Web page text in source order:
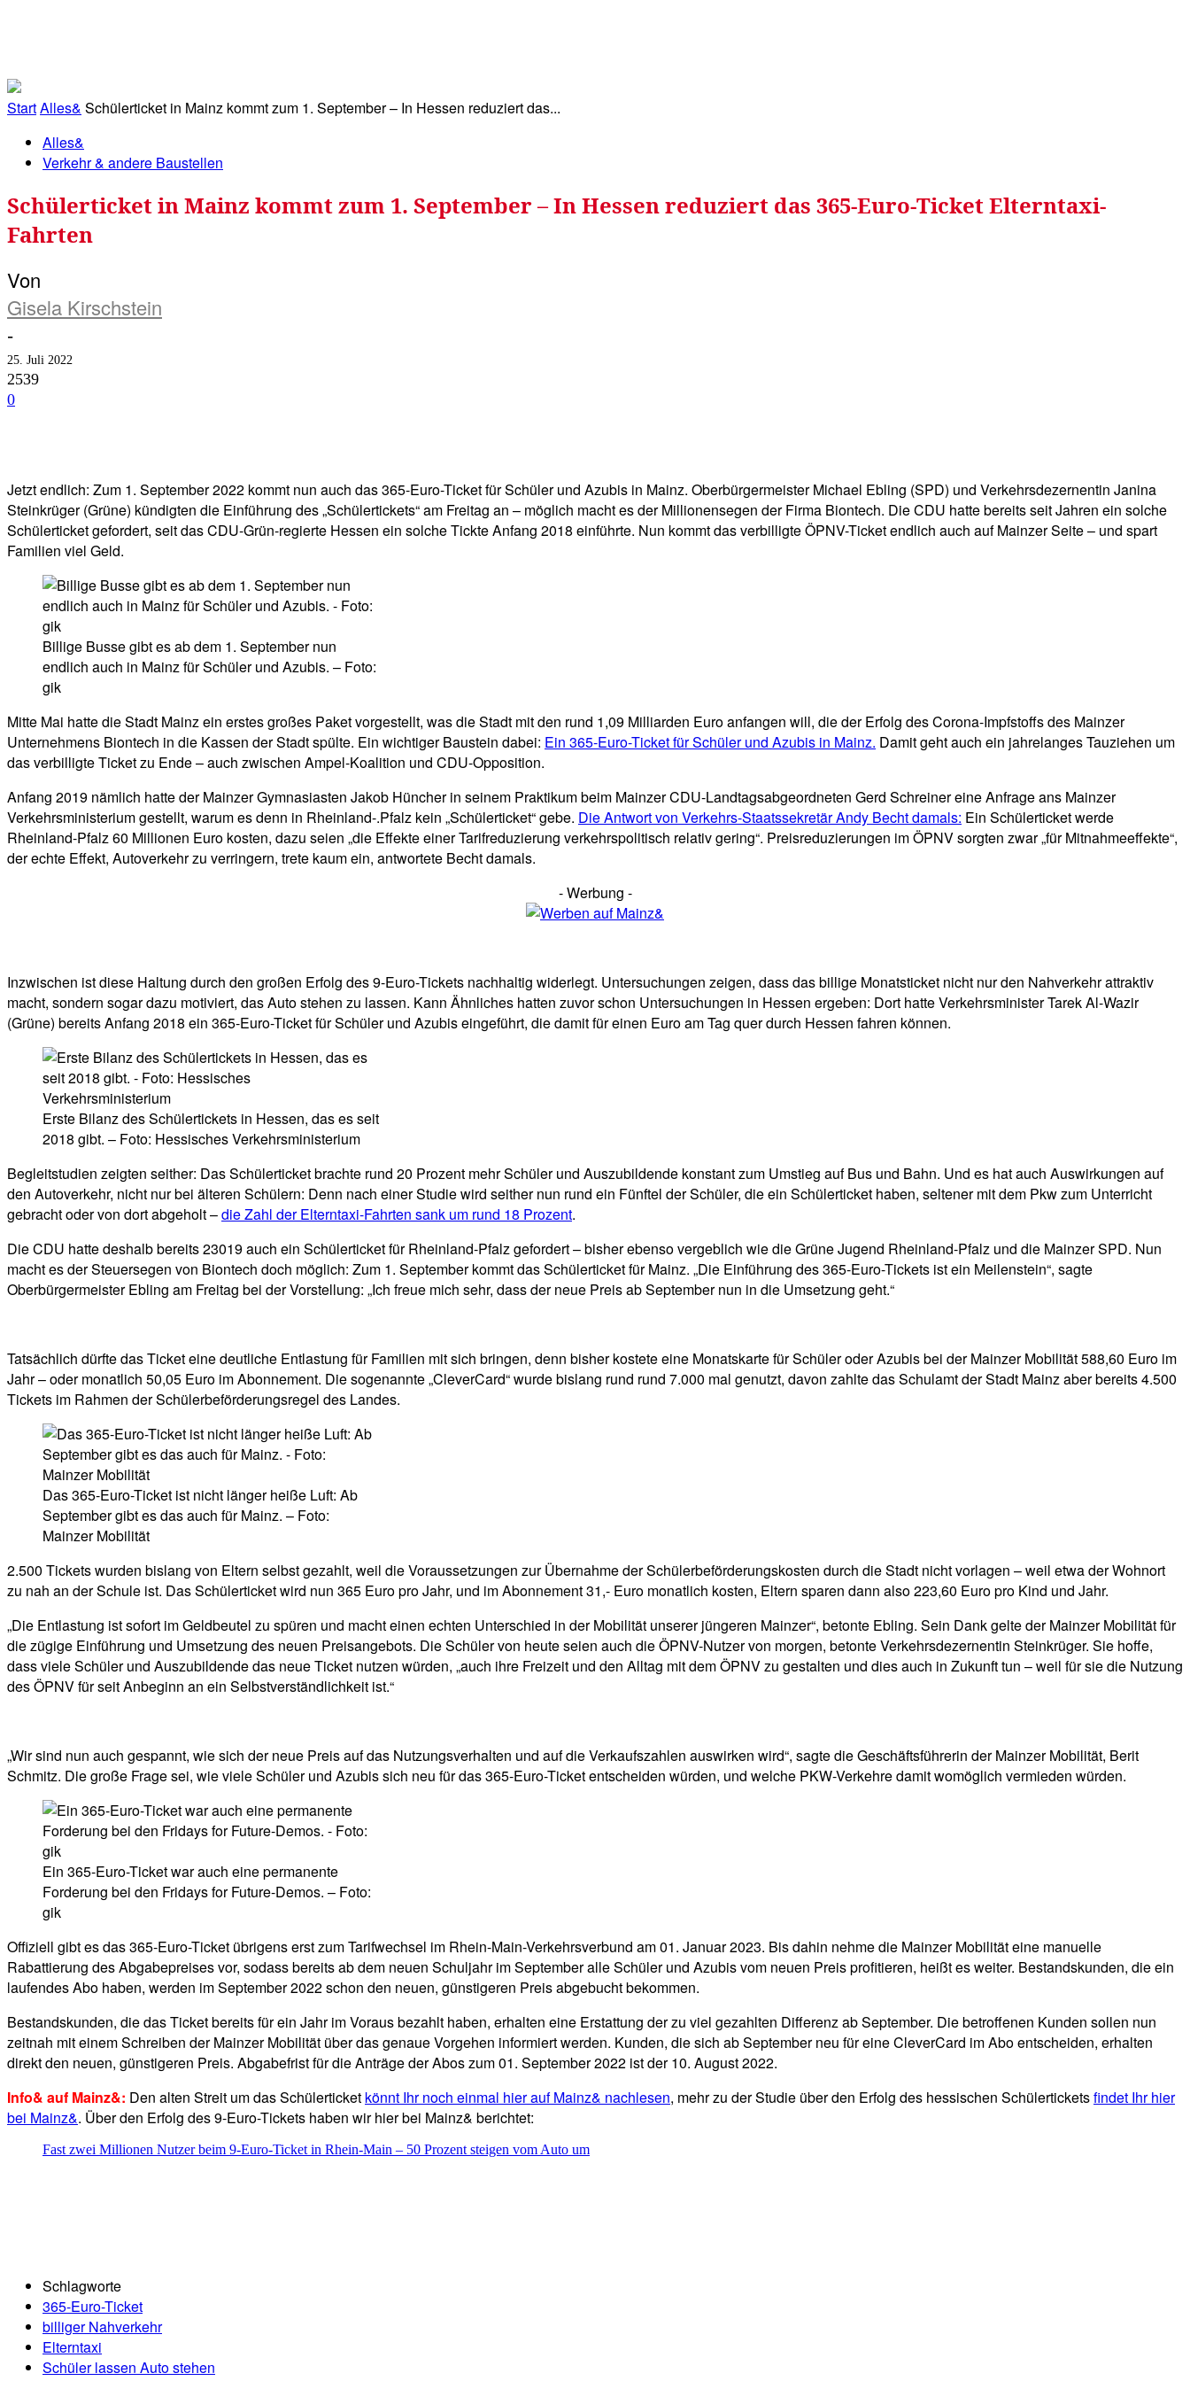
StartAlles& Schülerticket in Mainz kommt zum 1. September – In Hessen reduziert das...
Alles&
Verkehr & andere Baustellen
Schülerticket in Mainz kommt zum 1. September – In Hessen reduziert das 365-Euro-Ticket Elterntaxi-
Fahrten
Von
Gisela Kirschstein
-
25. Juli 2022
2539
0
Jetzt endlich: Zum 1. September 2022 kommt nun auch das 365-Euro-Ticket für Schüler und Azubis in Mainz. Oberbürgermeister Michael Ebling (SPD) und Verkehrsdezernentin Janina
Steinkrüger (Grüne) kündigten die Einführung des „Schülertickets“ am Freitag an – möglich macht es der Millionensegen der Firma Biontech. Die CDU hatte bereits seit Jahren ein solche
Schülerticket gefordert, seit das CDU-Grün-regierte Hessen ein solche Tickte Anfang 2018 einführte. Nun kommt das verbilligte ÖPNV-Ticket endlich auch auf Mainzer Seite – und spart
Familien viel Geld.
Billige Busse gibt es ab dem 1. September nun
endlich auch in Mainz für Schüler und Azubis. – Foto:
gik
Mitte Mai hatte die Stadt Mainz ein erstes großes Paket vorgestellt, was die Stadt mit den rund 1,09 Milliarden Euro anfangen will, die der Erfolg des Corona-Impfstoffs des Mainzer
Unternehmens Biontech in die Kassen der Stadt spülte. Ein wichtiger Baustein dabei: Ein 365-Euro-Ticket für Schüler und Azubis in Mainz. Damit geht auch ein jahrelanges Tauziehen um
das verbilligte Ticket zu Ende – auch zwischen Ampel-Koalition und CDU-Opposition.
Anfang 2019 nämlich hatte der Mainzer Gymnasiasten Jakob Hüncher in seinem Praktikum beim Mainzer CDU-Landtagsabgeordneten Gerd Schreiner eine Anfrage ans Mainzer
Verkehrsministerium gestellt, warum es denn in Rheinland-.Pfalz kein „Schülerticket“ gebe. Die Antwort von Verkehrs-Staatssekretär Andy Becht damals: Ein Schülerticket werde
Rheinland-Pfalz 60 Millionen Euro kosten, dazu seien „die Effekte einer Tarifreduzierung verkehrspolitisch relativ gering“. Preisreduzierungen im ÖPNV sorgten zwar „für Mitnahmeeffekte“,
der echte Effekt, Autoverkehr zu verringern, trete kaum ein, antwortete Becht damals.
- Werbung -
Inzwischen ist diese Haltung durch den großen Erfolg des 9-Euro-Tickets nachhaltig widerlegt. Untersuchungen zeigen, dass das billige Monatsticket nicht nur den Nahverkehr attraktiv
macht, sondern sogar dazu motiviert, das Auto stehen zu lassen. Kann Ähnliches hatten zuvor schon Untersuchungen in Hessen ergeben: Dort hatte Verkehrsminister Tarek Al-Wazir
(Grüne) bereits Anfang 2018 ein 365-Euro-Ticket für Schüler und Azubis eingeführt, die damit für einen Euro am Tag quer durch Hessen fahren können.
Erste Bilanz des Schülertickets in Hessen, das es seit
2018 gibt. – Foto: Hessisches Verkehrsministerium
Begleitstudien zeigten seither: Das Schülerticket brachte rund 20 Prozent mehr Schüler und Auszubildende konstant zum Umstieg auf Bus und Bahn. Und es hat auch Auswirkungen auf
den Autoverkehr, nicht nur bei älteren Schülern: Denn nach einer Studie wird seither nun rund ein Fünftel der Schüler, die ein Schülerticket haben, seltener mit dem Pkw zum Unterricht
gebracht oder von dort abgeholt –die Zahl der Elterntaxi-Fahrten sank um rund 18 Prozent.
Die CDU hatte deshalb bereits 23019 auch ein Schülerticket für Rheinland-Pfalz gefordert – bisher ebenso vergeblich wie die Grüne Jugend Rheinland-Pfalz und die Mainzer SPD. Nun
macht es der Steuersegen von Biontech doch möglich: Zum 1. September kommt das Schülerticket für Mainz. „Die Einführung des 365-Euro-Tickets ist ein Meilenstein“, sagte
Oberbürgermeister Ebling am Freitag bei der Vorstellung: „Ich freue mich sehr, dass der neue Preis ab September nun in die Umsetzung geht.“
Tatsächlich dürfte das Ticket eine deutliche Entlastung für Familien mit sich bringen, denn bisher kostete eine Monatskarte für Schüler oder Azubis bei der Mainzer Mobilität 588,60 Euro im
Jahr – oder monatlich 50,05 Euro im Abonnement. Die sogenannte „CleverCard“ wurde bislang rund rund 7.000 mal genutzt, davon zahlte das Schulamt der Stadt Mainz aber bereits 4.500
Tickets im Rahmen der Schülerbeförderungsregel des Landes.
Das 365-Euro-Ticket ist nicht länger heiße Luft: Ab
September gibt es das auch für Mainz. – Foto:
Mainzer Mobilität
2.500 Tickets wurden bislang von Eltern selbst gezahlt, weil die Voraussetzungen zur Übernahme der Schülerbeförderungskosten durch die Stadt nicht vorlagen – weil etwa der Wohnort
zu nah an der Schule ist. Das Schülerticket wird nun 365 Euro pro Jahr, und im Abonnement 31,- Euro monatlich kosten, Eltern sparen dann also 223,60 Euro pro Kind und Jahr.
„Die Entlastung ist sofort im Geldbeutel zu spüren und macht einen echten Unterschied in der Mobilität unserer jüngeren Mainzer“, betonte Ebling. Sein Dank gelte der Mainzer Mobilität für
die zügige Einführung und Umsetzung des neuen Preisangebots. Die Schüler von heute seien auch die ÖPNV-Nutzer von morgen, betonte Verkehrsdezernentin Steinkrüger. Sie hoffe,
dass viele Schüler und Auszubildende das neue Ticket nutzen würden, „auch ihre Freizeit und den Alltag mit dem ÖPNV zu gestalten und dies auch in Zukunft tun – weil für sie die Nutzung
des ÖPNV für seit Anbeginn an ein Selbstverständlichkeit ist.“
„Wir sind nun auch gespannt, wie sich der neue Preis auf das Nutzungsverhalten und auf die Verkaufszahlen auswirken wird“, sagte die Geschäftsführerin der Mainzer Mobilität, Berit
Schmitz. Die große Frage sei, wie viele Schüler und Azubis sich neu für das 365-Euro-Ticket entscheiden würden, und welche PKW-Verkehre damit womöglich vermieden würden.
Ein 365-Euro-Ticket war auch eine permanente
Forderung bei den Fridays for Future-Demos. – Foto:
gik
Offiziell gibt es das 365-Euro-Ticket übrigens erst zum Tarifwechsel im Rhein-Main-Verkehrsverbund am 01. Januar 2023. Bis dahin nehme die Mainzer Mobilität eine manuelle
Rabattierung des Abgabepreises vor, sodass bereits ab dem neuen Schuljahr im September alle Schüler und Azubis vom neuen Preis profitieren, heißt es weiter. Bestandskunden, die ein
laufendes Abo haben, werden im September 2022 schon den neuen, günstigeren Preis abgebucht bekommen.
Bestandskunden, die das Ticket bereits für ein Jahr im Voraus bezahlt haben, erhalten eine Erstattung der zu viel gezahlten Differenz ab September. Die betroffenen Kunden sollen nun
zeitnah mit einem Schreiben der Mainzer Mobilität über das genaue Vorgehen informiert werden. Kunden, die sich ab September neu für eine CleverCard im Abo entscheiden, erhalten
direkt den neuen, günstigeren Preis. Abgabefrist für die Anträge der Abos zum 01. September 2022 ist der 10. August 2022.
Info& auf Mainz&: Den alten Streit um das Schülerticket könnt Ihr noch einmal hier auf Mainz& nachlesen, mehr zu der Studie über den Erfolg des hessischen Schülerticketsfindet Ihr hier
bei Mainz&. Über den Erfolg des 9-Euro-Tickets haben wir hier bei Mainz& berichtet:
Fast zwei Millionen Nutzer beim 9-Euro-Ticket in Rhein-Main – 50 Prozent steigen vom Auto um
Schlagworte
365-Euro-Ticket
billiger Nahverkehr
Elterntaxi
Schüler lassen Auto stehen